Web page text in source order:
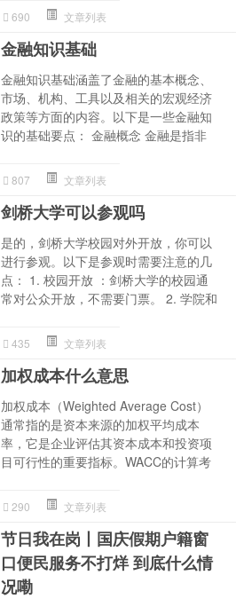
690 文章列表
金融知识基础
金融知识基础涵盖了金融的基本概念、
市场、机构、工具以及相关的宏观经济
政策等方面的内容。以下是一些金融知
识的基础要点： 金融概念 金融是指非
807 文章列表
剑桥大学可以参观吗
是的，剑桥大学校园对外开放，你可以
进行参观。以下是参观时需要注意的几
点： 1. 校园开放 ：剑桥大学的校园通
常对公众开放，不需要门票。 2. 学院和
435 文章列表
加权成本什么意思
加权成本（Weighted Average Cost）
通常指的是资本来源的加权平均成本
率，它是企业评估其资本成本和投资项
目可行性的重要指标。WACC的计算考
290 文章列表
节日我在岗丨国庆假期户籍窗
口便民服务不打烊 到底什么情
况嘞